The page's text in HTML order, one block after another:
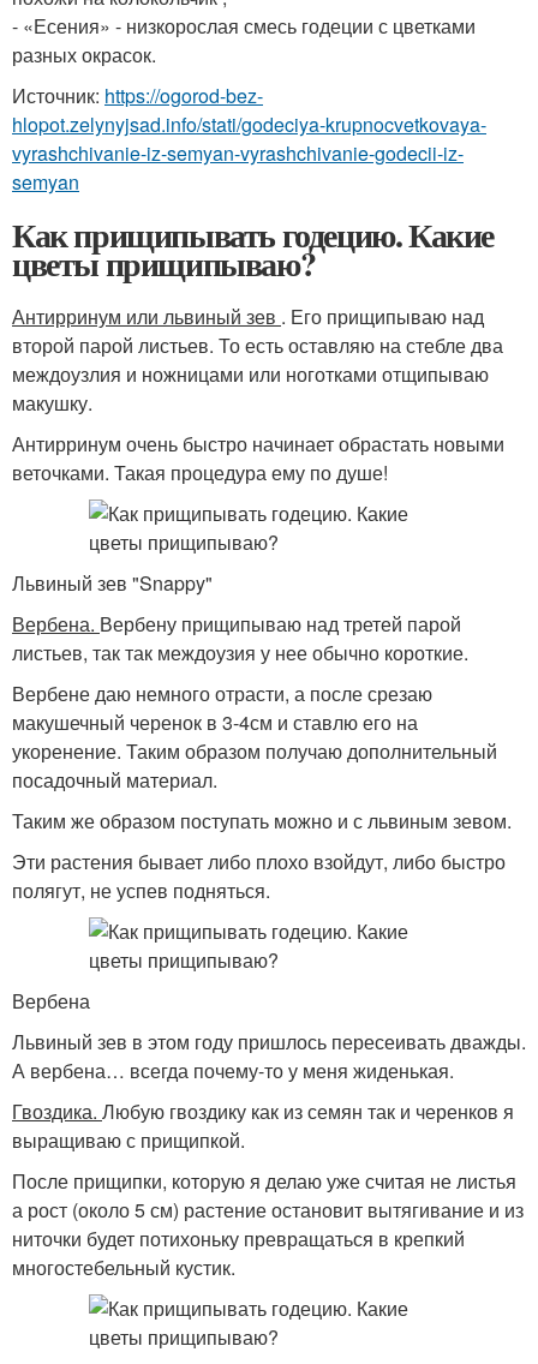
- «Есения» - низкорослая смесь годеции с цветками
разных окрасок.
Источник: https://ogorod-bez-
hlopot.zelynyjsad.info/stati/godeciya-krupnocvetkovaya-
vyrashchivanie-iz-semyan-vyrashchivanie-godecii-iz-
semyan
Как прищипывать годецию. Какие
цветы прищипываю?
Антирринум или львиный зев . Его прищипываю над
второй парой листьев. То есть оставляю на стебле два
междоузлия и ножницами или ноготками отщипываю
макушку.
Антирринум очень быстро начинает обрастать новыми
веточками. Такая процедура ему по душе!
Львиный зев "Snappy"
Вербена. Вербену прищипываю над третей парой
листьев, так так междоузия у нее обычно короткие.
Вербене даю немного отрасти, а после срезаю
макушечный черенок в 3-4см и ставлю его на
укоренение. Таким образом получаю дополнительный
посадочный материал.
Таким же образом поступать можно и с львиным зевом.
Эти растения бывает либо плохо взойдут, либо быстро
полягут, не успев подняться.
Вербена
Львиный зев в этом году пришлось пересеивать дважды.
А вербена… всегда почему-то у меня жиденькая.
Гвоздика. Любую гвоздику как из семян так и черенков я
выращиваю с прищипкой.
После прищипки, которую я делаю уже считая не листья
а рост (около 5 см) растение остановит вытягивание и из
ниточки будет потихоньку превращаться в крепкий
многостебельный кустик.